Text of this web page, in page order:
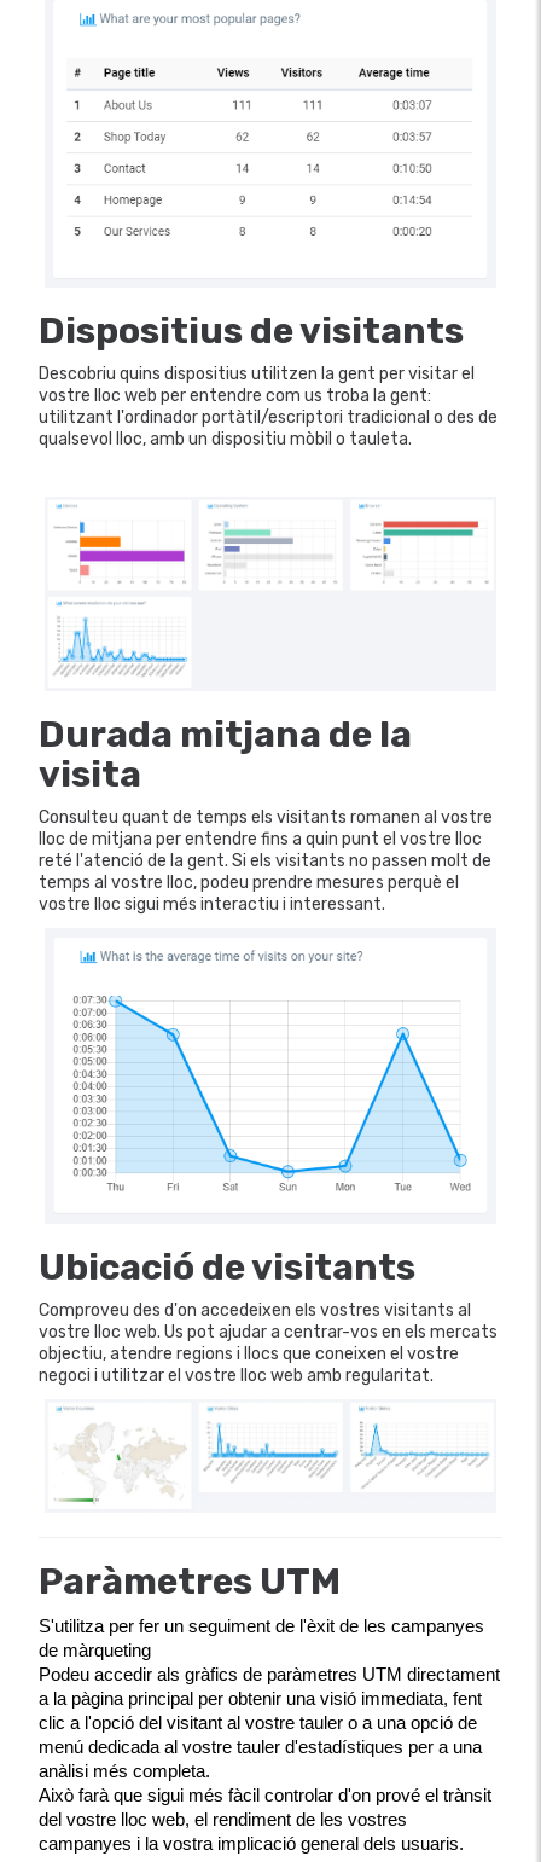
Dispositius de visitants
Descobriu quins dispositius utilitzen la gent per visitar el
vostre lloc web per entendre com us troba la gent:
utilitzant l'ordinador portàtil/escriptori tradicional o des de
qualsevol lloc, amb un dispositiu mòbil o tauleta.
Durada mitjana de la
visita
Consulteu quant de temps els visitants romanen al vostre
lloc de mitjana per entendre fins a quin punt el vostre lloc
reté l'atenció de la gent. Si els visitants no passen molt de
temps al vostre lloc, podeu prendre mesures perquè el
vostre lloc sigui més interactiu i interessant.
Ubicació de visitants
Comproveu des d'on accedeixen els vostres visitants al
vostre lloc web. Us pot ajudar a centrar-vos en els mercats
objectiu, atendre regions i llocs que coneixen el vostre
negoci i utilitzar el vostre lloc web amb regularitat.
Paràmetres UTM
S'utilitza per fer un seguiment de l'èxit de les campanyes
de màrqueting
Podeu accedir als gràfics de paràmetres UTM directament
a la pàgina principal per obtenir una visió immediata, fent
clic a l'opció del visitant al vostre tauler o a una opció de
menú dedicada al vostre tauler d'estadístiques per a una
anàlisi més completa.
Això farà que sigui més fàcil controlar d'on prové el trànsit
del vostre lloc web, el rendiment de les vostres
campanyes i la vostra implicació general dels usuaris.